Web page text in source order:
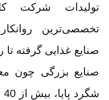
تولیدات شرکت
تخصصی‌ترین
صنایع غذایی گرفته تا
صنایع بزرگی چون